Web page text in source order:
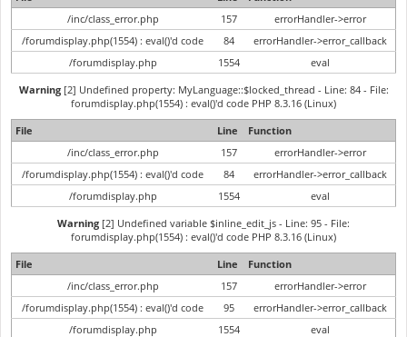
/inc/class_error.php
157
errorHandler->error
/forumdisplay.php(1554) : eval()'d code
84
errorHandler->error_callback
/forumdisplay.php
1554
eval
Warning[2] Undefined property: MyLanguage::$locked_thread - Line: 84 - File:
forumdisplay.php(1554) : eval()'d code PHP 8.3.16 (Linux)
File
Line
Function
/inc/class_error.php
157
errorHandler->error
/forumdisplay.php(1554) : eval()'d code
84
errorHandler->error_callback
/forumdisplay.php
1554
eval
Warning [2] Undefined variable $inline_edit_js - Line: 95 - File:
forumdisplay.php(1554) : eval()'d code PHP 8.3.16 (Linux)
File
Line
Function
/inc/class_error.php
157
errorHandler->error
/forumdisplay.php(1554) : eval()'d code
95
errorHandler->error_callback
/forumdisplay.php
1554 eval